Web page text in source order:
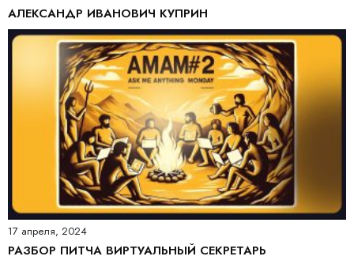
АЛЕКСАНДР ИВАНОВИЧ КУПРИН
17 апреля, 2024
РАЗБОР ПИТЧА ВИРТУАЛЬНЫЙ СЕКРЕТАРЬ